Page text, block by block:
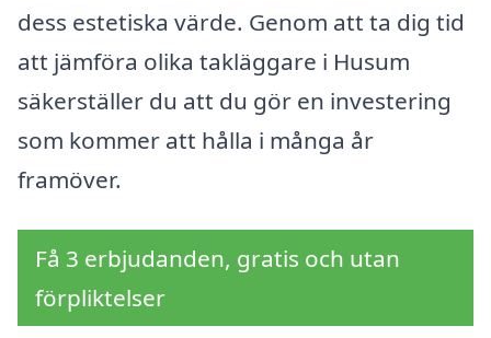
dess estetiska värde. Genom att ta dig tid
att jämföra olika takläggare i Husum
säkerställer du att du gör en investering
som kommer att hålla i många år
framöver.
Få 3 erbjudanden, gratis och utan
förpliktelser